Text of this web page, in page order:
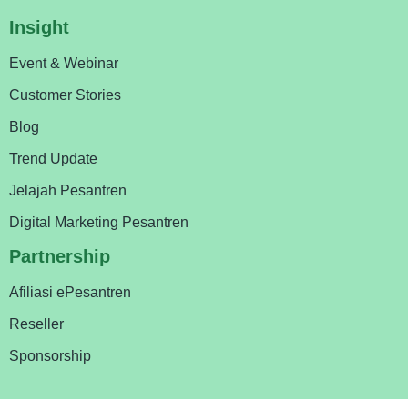
Insight
Event & Webinar
Customer Stories
Blog
Trend Update
Jelajah Pesantren
Digital Marketing Pesantren
Partnership
Afiliasi ePesantren
Reseller
Sponsorship